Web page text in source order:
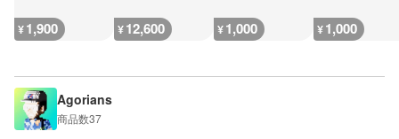
¥1,900 ¥12,600 ¥1,000 ¥1,000
Agorians
商品数37